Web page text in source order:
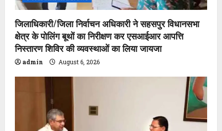
जिलाधिकारी/जिला निर्वाचन अधिकारी ने सहसपुर विधानसभा
क्षेत्र के पोलिंग बूथों का निरीक्षण कर एसआईआर आपत्ति
निस्तारण शिविर की व्यवस्थाओं का लिया जायजा
admin August 6, 2026